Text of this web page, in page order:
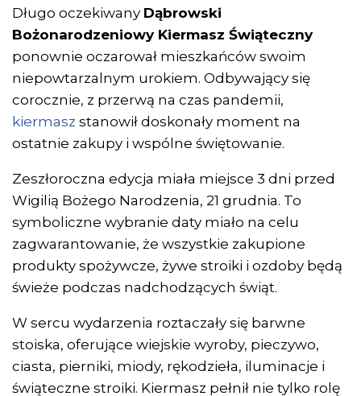
Długo oczekiwany Dąbrowski
Bożonarodzeniowy Kiermasz Świąteczny
ponownie oczarował mieszkańców swoim
niepowtarzalnym urokiem. Odbywający się
corocznie, z przerwą na czas pandemii,
kiermasz stanowił doskonały moment na
ostatnie zakupy i wspólne świętowanie.
Zeszłoroczna edycja miała miejsce 3 dni przed
Wigilią Bożego Narodzenia, 21 grudnia. To
symboliczne wybranie daty miało na celu
zagwarantowanie, że wszystkie zakupione
produkty spożywcze, żywe stroiki i ozdoby będą
świeże podczas nadchodzących świąt.
W sercu wydarzenia roztaczały się barwne
stoiska, oferujące wiejskie wyroby, pieczywo,
ciasta, pierniki, miody, rękodzieła, iluminacje i
świąteczne stroiki. Kiermasz pełnił nie tylko rolę